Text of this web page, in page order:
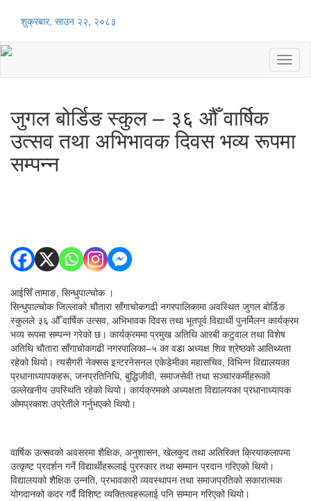
शुक्रबार, साउन २२, २०८३
जुगल बोर्डिङ स्कुल – ३६ औँ वार्षिक
उत्सव तथा अभिभावक दिवस भव्य रूपमा
सम्पन्न
आईसिँ तामाङ, सिन्धुपाल्चोक ।
सिन्धुपाल्चोक जिल्लाको चौतारा साँगाचोकगढी नगरपालिकामा अवस्थित जुगल बोर्डिङ
स्कुलले ३६ औँ वार्षिक उत्सव, अभिभावक दिवस तथा भूतपूर्व विद्यार्थी पुनर्मिलन कार्यक्रम
भव्य रूपमा सम्पन्न गरेको छ। कार्यक्रममा प्रमुख अतिथि आरबी कटुवाल तथा विशेष
अतिथि चौतारा साँगाचोकगढी नगरपालिका–५ का वडा अध्यक्ष शिव श्रेष्ठको आतिथ्यता
रहेको थियो। त्यसैगरी नेक्सस इन्टरनेसनल एकेडेमीका महासचिव, विभिन्न विद्यालयका
प्रधानाध्यापकहरू, जनप्रतिनिधि, बुद्धिजीवी, समाजसेवी तथा सञ्चारकर्मीहरूको
उल्लेखनीय उपस्थिति रहेको थियो। कार्यक्रमको अध्यक्षता विद्यालयका प्रधानाध्यापक
ओमप्रकाश उप्रेतीले गर्नुभएको थियो।
वार्षिक उत्सवको अवसरमा शैक्षिक, अनुशासन, खेलकुद तथा अतिरिक्त क्रियाकलापमा
उत्कृष्ट प्रदर्शन गर्ने विद्यार्थीहरूलाई पुरस्कार तथा सम्मान प्रदान गरिएको थियो।
विद्यालयको शैक्षिक उन्नति, प्रभावकारी व्यवस्थापन तथा समाजप्रतिको सकारात्मक
योगदानको कदर गर्दै विशिष्ट व्यक्तित्वहरूलाई पनि सम्मान गरिएको थियो।